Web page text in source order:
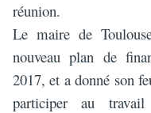
réunion.
Le maire de
nouveau plan de
2017, et a donné son
participer au travail